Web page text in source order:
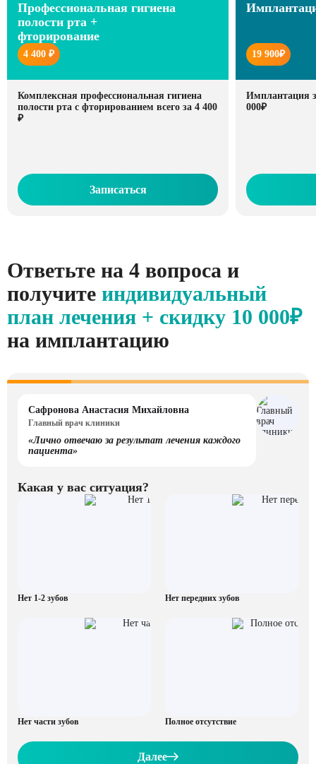
Профессиональная гигиена
полости рта +
фторирование
4 400 ₽
Комплексная профессиональная гигиена
полости рта с фторированием всего за 4 400
₽
Записаться
19 900₽
Имплантация
000₽
Ответьте на 4 вопроса и
получите индивидуальный
план лечения + скидку 10 000₽
на имплантацию
Сафронова Анастасия Михайловна
Главный врач клиники
«Лично отвечаю за результат лечения каждого
пациента»
Какая у вас ситуация?
Нет 1-2 зубов Нет передних зубов
Нет части зубов Полное отсутствие
Далее